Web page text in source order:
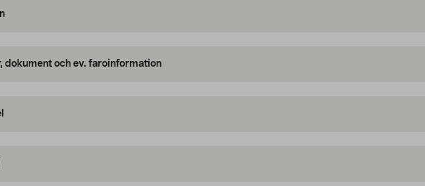
dokument och ev. faroinformation